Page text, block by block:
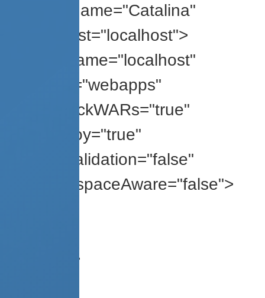
<engine name="Catalina"
defaultHost="localhost">
<host name="localhost"
appBase="webapps"
unpackWARs="true"
autoDeploy="true"
xmlValidation="false"
xmlNamespaceAware="false">
</engine>